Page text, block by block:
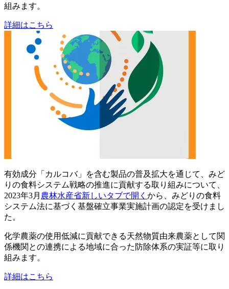
組みます。
詳細はこちら
有効成分「カルコバ」を含む製品の普及拡大を通じて、みど
りの食料システム戦略の推進に貢献する取り組みについて、
2023年3月 農林水産省新しいタブで開く から、みどりの食料
システム法に基づく基盤確立事業実施計画の認定を受けまし
た。
化学農薬の使用低減に貢献できる天然物質由来農薬として関
係機関との連携による地域に合った防除体系の実証等に取り
組みます。
詳細はこちら